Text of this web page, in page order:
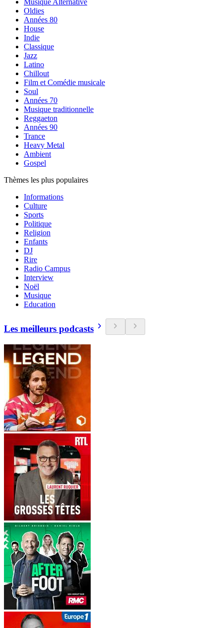
Musique Alternative
Oldies
Années 80
House
Indie
Classique
Jazz
Latino
Chillout
Film et Comédie musicale
Soul
Années 70
Musique traditionnelle
Reggaeton
Années 90
Trance
Heavy Metal
Ambient
Gospel
Thèmes les plus populaires
Informations
Culture
Sports
Politique
Religion
Enfants
DJ
Rire
Radio Campus
Interview
Noël
Musique
Education
Les meilleurs podcasts